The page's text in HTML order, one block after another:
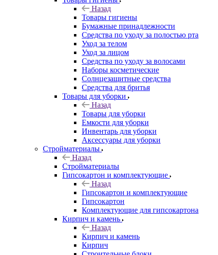
Назад
Товары гигиены
Бумажные принадлежности
Средства по уходу за полостью рта
Уход за телом
Уход за лицом
Средства по уходу за волосами
Наборы косметические
Солнцезащитные средства
Средства для бритья
Товары для уборки
Назад
Товары для уборки
Емкости для уборки
Инвентарь для уборки
Аксессуары для уборки
Стройматериалы
Назад
Стройматериалы
Гипсокартон и комплектующие
Назад
Гипсокартон и комплектующие
Гипсокартон
Комплектующие для гипсокартона
Кирпич и камень
Назад
Кирпич и камень
Кирпич